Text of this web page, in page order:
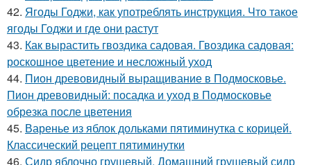
42. Ягоды Годжи, как употреблять инструкция. Что такое
ягоды Годжи и где они растут
43. Как вырастить гвоздика садовая. Гвоздика садовая:
роскошное цветение и несложный уход
44. Пион древовидный выращивание в Подмосковье.
Пион древовидный: посадка и уход в Подмосковье
обрезка после цветения
45. Варенье из яблок дольками пятиминутка с корицей.
Классический рецепт пятиминутки
46. Сидр яблочно грушевый. Домашний грушевый сидр